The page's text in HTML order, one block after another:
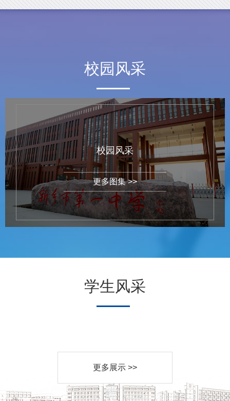
校园风采
校园风采
更多图集 >>
学生风采
更多展示 >>